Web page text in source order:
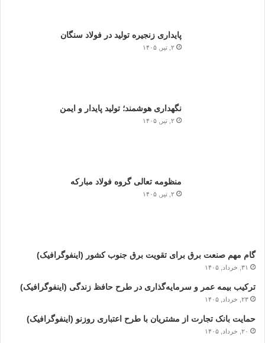
پایداری زنجیره تولید در فولاد سنگان
۲, تیر, ۱۴۰۵
نگهداری هوشمند؛ تولید پایدار و ایمن
۲, تیر, ۱۴۰۵
منظومه تعالی گروه فولاد مبارکه
۲, تیر, ۱۴۰۵
گام مهم صنعت برق برای تقویت برق جنوب کشور (اینفوگرافیک)
۳۱, خرداد, ۱۴۰۵
ترکیب بیمه عمر و سرمایه‌گذاری در طرح حافظ زندگی (اینفوگرافیک)
۲۳, خرداد, ۱۴۰۵
حمایت بانک تجارت از مشتریان با طرح اعتباری روزنو (اینفوگرافیک)
۲۰, خرداد, ۱۴۰۵